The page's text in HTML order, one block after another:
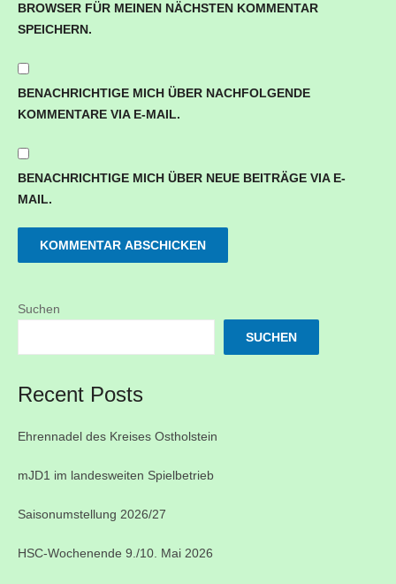
BROWSER FÜR MEINEN NÄCHSTEN KOMMENTAR
SPEICHERN.
BENACHRICHTIGE MICH ÜBER NACHFOLGENDE
KOMMENTARE VIA E-MAIL.
BENACHRICHTIGE MICH ÜBER NEUE BEITRÄGE VIA E-
MAIL.
Suchen
SUCHEN
Recent Posts
Ehrennadel des Kreises Ostholstein
mJD1 im landesweiten Spielbetrieb
Saisonumstellung 2026/27
HSC-Wochenende 9./10. Mai 2026